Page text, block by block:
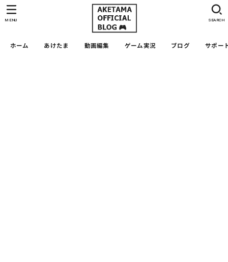
ホーム あけたま 動画編集 ゲーム実況 ブログ サポー
SEARCH
MENU